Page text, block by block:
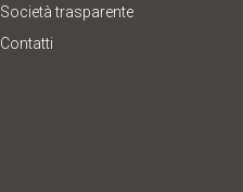
Società trasparente
Contatti